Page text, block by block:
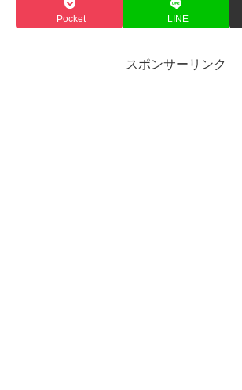
Pocket LINE
スポンサーリンク